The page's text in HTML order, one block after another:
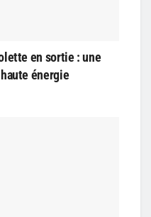
en sortie : une
énergie